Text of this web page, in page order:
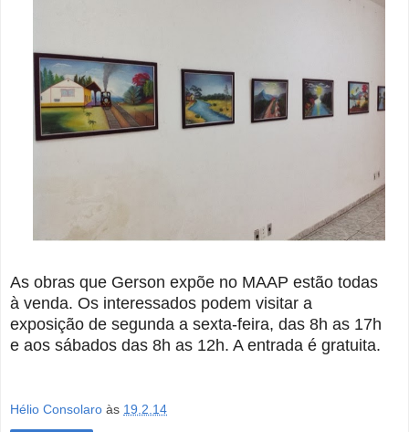
As obras que Gerson expõe no MAAP estão todas
à venda. Os interessados podem visitar a
exposição de segunda a sexta-feira, das 8h as 17h
e aos sábados das 8h as 12h. A entrada é gratuita.
Hélio Consolaro às 19.2.14